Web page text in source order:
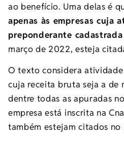
ao benefício. Uma delas é
apenas às empresas cuja
preponderante cadastrada
março de 2022, esteja
O texto considera
cuja receita bruta seja a
dentre todas as apuradas
empresa está inscrita na
também estejam citados no